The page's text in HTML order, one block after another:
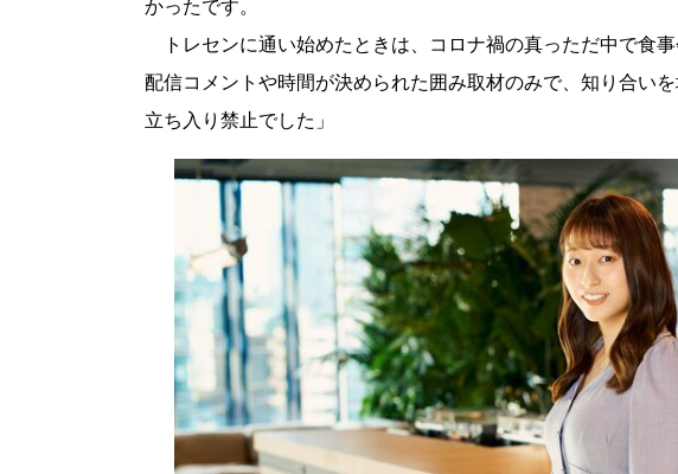
かったです。
トレセンに通い始めたときは、コロナ禍の真っただ中で食事
配信コメントや時間が決められた囲み取材のみで、知り合い
立ち入り禁止でした」